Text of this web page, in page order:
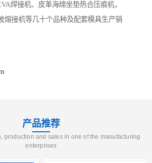
焊接机、皮革海绵坐垫热合压痕机，
熔接机等几十个品种及配套模具生产销
产品推荐
production and sales in one of the manufacturing
enterprises